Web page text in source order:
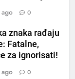
0
znaka rađaju
Fatalne,
za ignorisati!
0
Uzmite gutljaj
i crijeva će
ćete na